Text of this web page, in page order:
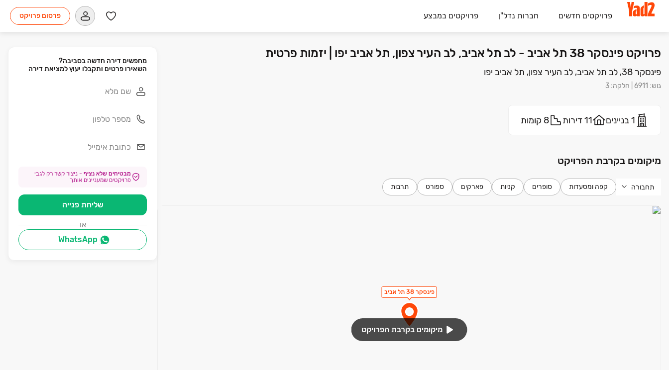
פרויקטים חדשים חברות נדל"ן פרויקטים במבצע פרסום פרויקט
פרויקט פינסקר 38 תל אביב - לב תל אביב, לב העיר צפון, תל אביב יפו | יזמות פרטית
פינסקר 38, לב תל אביב, לב העיר צפון, תל אביב יפו
גוש:
6911 חלקה:
3
1 בניינים 11 דירות 8 קומות
מיקומים בקרבת הפרויקט
תחבורה קפה ומסעדות סופרים קניות פארקים ספורט תרבות
פינסקר 38 תל אביב
מיקומים בקרבת הפרויקט
השאירו פרטים ותקבלו יעוץ למציאת דירה
מבטיחים שלא נציף - ניצור קשר רק לגבי
פרויקטים שמעניינים אותך
שליחת פנייה
או
WhatsApp